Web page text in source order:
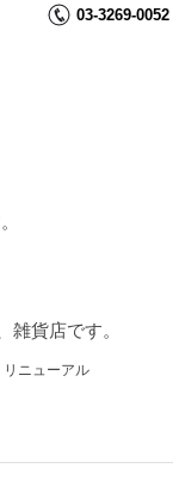
03-3269-0052
雑貨店です。
ニューアル